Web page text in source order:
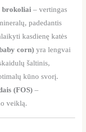
brokoliai – vertingas
padedantis
kasdienę katės
corn) yra lengvai
šaltinis,
kūno svorį.
(FOS) –
veiklą.